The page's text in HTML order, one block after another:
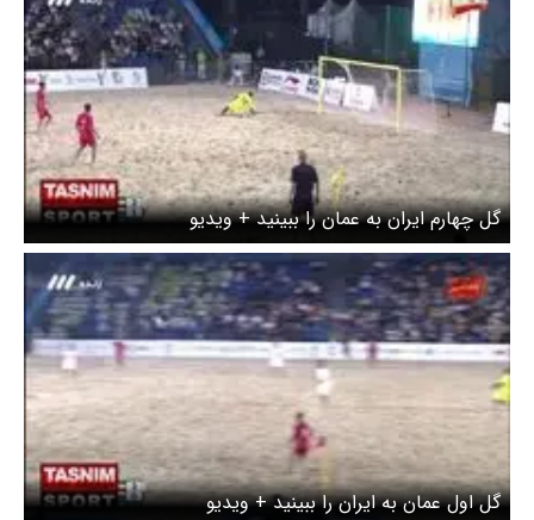
گل چهارم ایران به عمان را ببینید + ویدیو
گل اول عمان به ایران را ببینید + ویدیو